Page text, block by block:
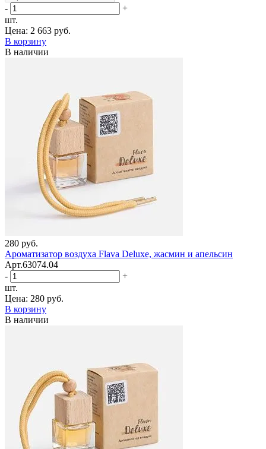
-
+
шт.
Цена: 2 663 руб.
В корзину
В наличии
280 руб.
Ароматизатор воздуха Flava Deluxe, жасмин и апельсин
Арт.63074.04
-
+
шт.
Цена: 280 руб.
В корзину
В наличии